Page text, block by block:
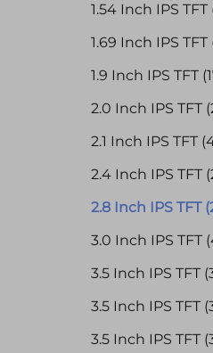
1.54 Inch IPS
1.69 Inch IPS
1.9 Inch IPS TFT
2.0 Inch IPS TFT
2.1 Inch IPS TFT
2.4 Inch IPS TFT
2.8 Inch IPS TFT
3.0 Inch IPS TFT
3.5 Inch IPS TFT
3.5 Inch IPS TFT
3.5 Inch IPS TFT